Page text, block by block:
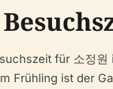
für 소정원
Frühling ist der